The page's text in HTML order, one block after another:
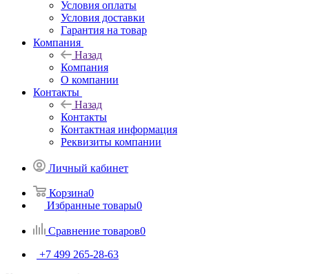
Условия оплаты
Условия доставки
Гарантия на товар
Компания
Назад
Компания
О компании
Контакты
Назад
Контакты
Контактная информация
Реквизиты компании
Личный кабинет
Корзина0
Избранные товары0
Сравнение товаров0
+7 499 265-28-63